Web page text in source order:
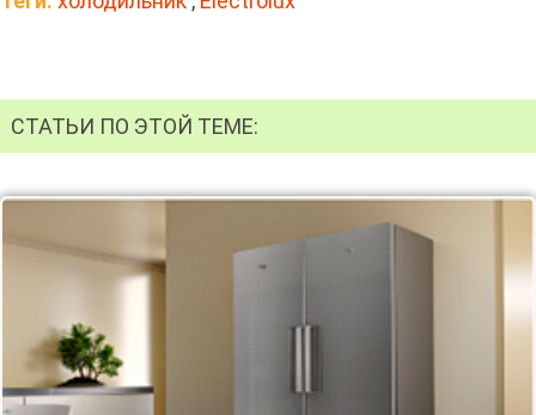
СТАТЬИ ПО ЭТОЙ ТЕМЕ: